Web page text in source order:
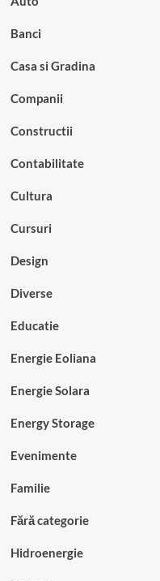
Banci
Casa si Gradina
Companii
Constructii
Contabilitate
Cultura
Cursuri
Design
Diverse
Educatie
Energie Eoliana
Energie Solara
Energy Storage
Evenimente
Familie
Fără categorie
Hidroenergie